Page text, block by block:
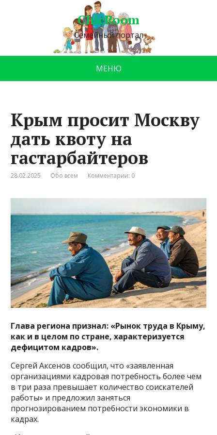
ChicRoom
Семейный портал
МЕНЮ
Крым просит Москву
дать квоту на
гастарбайтеров
28.02.2025 Обо всем Комментарии: 0
Глава региона признал: «Рынок труда в Крыму,
как и в целом по стране, характеризуется
дефицитом кадров».
Сергей Аксенов сообщил, что «заявленная
организациями кадровая потребность более чем
в три раза превышает количество соискателей
работы» и предложил заняться
прогнозированием потребности экономики в
кадрах.